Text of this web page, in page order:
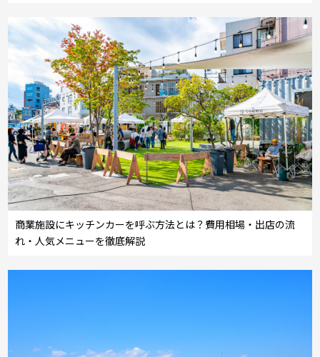
商業施設にキッチンカーを呼ぶ方法とは？費用相場・出店の流
れ・人気メニューを徹底解説